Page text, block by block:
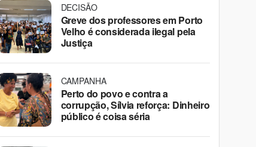
DECISÃO
Greve dos professores em Porto
Velho é considerada ilegal pela
Justiça
CAMPANHA
Perto do povo e contra a
corrupção, Sílvia reforça: Dinheiro
público é coisa séria